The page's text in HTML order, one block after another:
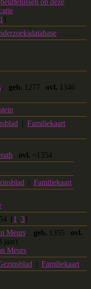
1]
, geb. 1277 ovl. 1346
| Familiekaart
ovl. <1354
| Familiekaart
[1, 3]
Meurs, geb. 1355 ovl.
jaar)
Meurs
| Familiekaart